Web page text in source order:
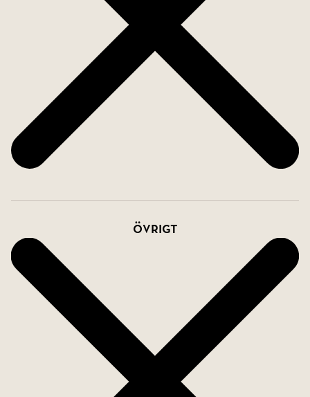
Övrigt